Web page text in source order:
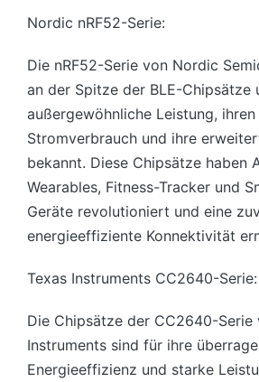
Nordic nRF52-Serie:
Die nRF52-Serie von Nordic
an der Spitze der BLE-Chipsätze
außergewöhnliche Leistung,
Stromverbrauch und ihre
bekannt. Diese Chipsätze haben
Wearables, Fitness-Tracker und
Geräte revolutioniert und eine
energieeffiziente Konnektivität
Texas Instruments CC2640-Serie:
Die Chipsätze der CC2640-Serie
Instruments sind für ihre
Energieeffizienz und starke